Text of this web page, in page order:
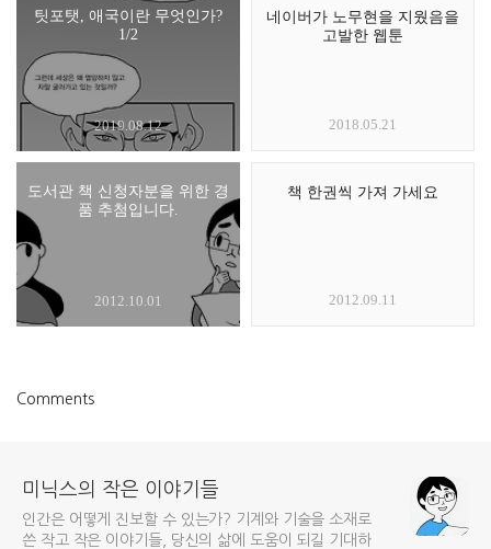
팃포탯, 애국이란 무엇인가?
1/2
2019.08.12
네이버가 노무현을 지웠음을
고발한 웹툰
2018.05.21
도서관 책 신청자분을 위한 경
품 추첨입니다.
2012.10.01
책 한권씩 가져 가세요
2012.09.11
Comments
미닉스의 작은 이야기들
인간은 어떻게 진보할 수 있는가? 기계와 기술을 소재로
쓴 작고 작은 이야기들, 당신의 삶에 도움이 되길 기대하